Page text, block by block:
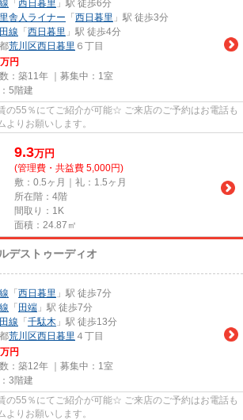
「 西日暮里 」駅 徒歩6分
舎人ライナー 「 西日暮里 」駅 徒歩3分
線 「 西日暮里 」駅 徒歩4分
荒川区西日暮里 ６丁目
万円
：築11年 ｜募集中： 1室
5階建
の55％にてご紹介が可能☆ ご来店のご予約はお電話も
よりお願いします。
9.3万円
(管理費・共益費 5,000円)
敷：0.5ヶ月｜礼：1.5ヶ月
所在階：4階
間取り：1K
面積：24.87㎡
デストゥーディオ
「 西日暮里 」駅 徒歩7分
「 田端 」駅 徒歩7分
線 「 千駄木 」駅 徒歩13分
荒川区西日暮里 ４丁目
万円
：築12年 ｜募集中： 1室
3階建
の55％にてご紹介が可能☆ ご来店のご予約はお電話も
よりお願いします。